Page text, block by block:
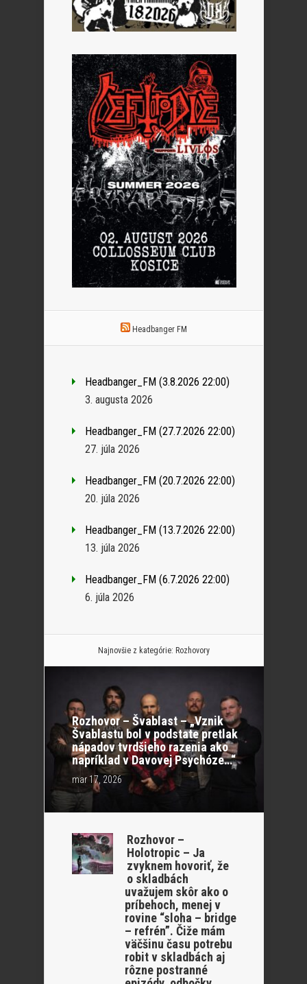
Headbanger FM
Headbanger_FM (3.8.2026 22:00)
3. augusta 2026
Headbanger_FM (27.7.2026 22:00)
27. júla 2026
Headbanger_FM (20.7.2026 22:00)
20. júla 2026
Headbanger_FM (13.7.2026 22:00)
13. júla 2026
Headbanger_FM (6.7.2026 22:00)
6. júla 2026
Najnovšie z kategórie: Rozhovory
Rozhovor – Švablast – „Vznik
Švablastu bol v podstate pretlak
nápadov tvrdšieho razenia ako
napríklad v Davovej Psychóze…“
mar 17, 2026
Rozhovor –
Holotropic – Ja
zvyknem hovoriť, že
o skladbách
uvažujem skôr ako o
príbehoch, menej v
rovine “sloha – bridge
– refrén”. Čiže mám
väčšinu času potrebu
robit v skladbách aj
rôzne postranné